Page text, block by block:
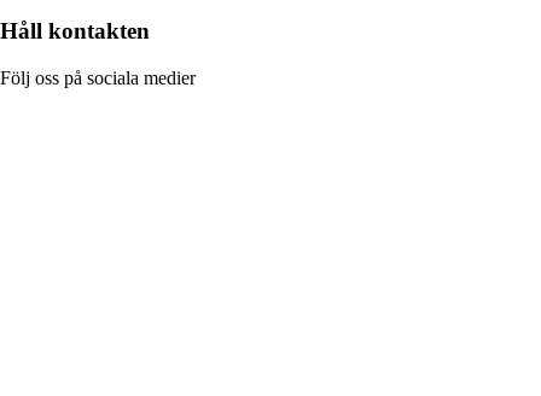
Håll kontakten
Följ oss på sociala medier